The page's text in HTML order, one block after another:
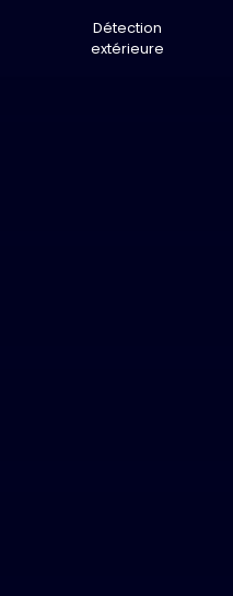
Détection
extérieure